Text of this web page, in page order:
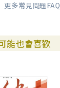
更多常見問題FAQ
能也會喜歡